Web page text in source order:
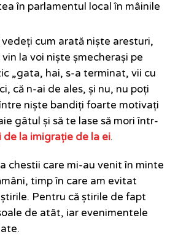
în parlamentul local în mâinile
vedeți cum arată niște aresturi,
la voi niște șmecherași pe
„gata, hai, s-a terminat, vii cu
că n-ai de ales, și nu, nu poți
niște bandiți foarte motivați
gâtul și să te lase să mori într-
de la imigrație de la ei.
chestii care mi-au venit în minte
timp în care am evitat
Pentru că știrile de fapt
de atât, iar evenimentele